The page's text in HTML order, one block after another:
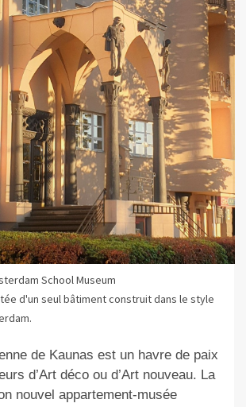
School Museum
d'un seul bâtiment construit dans le style
de Kaunas est un havre de paix
d’Art déco ou d’Art nouveau. La
nouvel appartement-musée